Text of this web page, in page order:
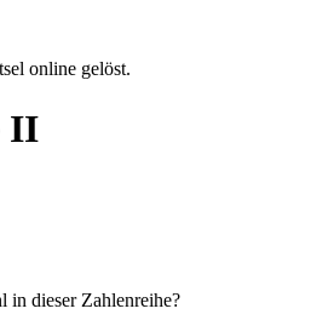
online gelöst.
II
in dieser Zahlenreihe?